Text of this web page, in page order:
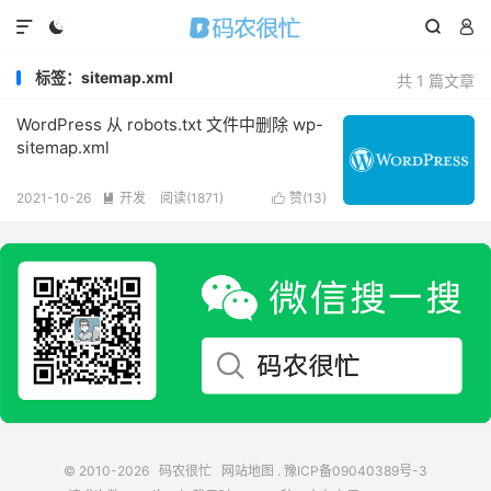
  

共 1 篇文章
标签：sitemap.xml
WordPress 从 robots.txt 文件中删除 wp-
sitemap.xml
 赞(13)
2021-10-26  开发 阅读(1871 )
© 2010-2026 码农很忙 网站地图 . 豫ICP备09040389号-3